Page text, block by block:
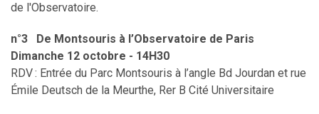
de l'Observatoire.
n°3 De Montsouris à l’Observatoire de Paris
Dimanche 12 octobre - 14H30
RDV : Entrée du Parc Montsouris à l’angle Bd Jourdan et rue
Émile Deutsch de la Meurthe, Rer B Cité Universitaire